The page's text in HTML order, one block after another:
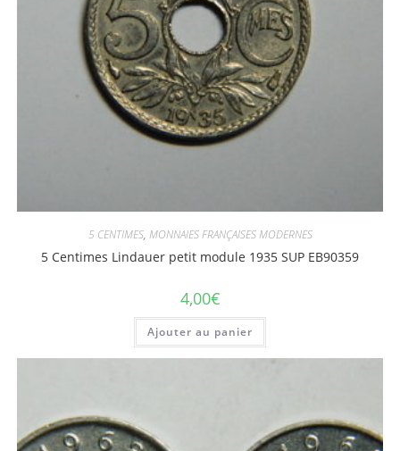
5 CENTIMES, MONNAIES FRANÇAISES MODERNES
5 Centimes Lindauer petit module 1935 SUP EB90359
4,00€
Ajouter au panier